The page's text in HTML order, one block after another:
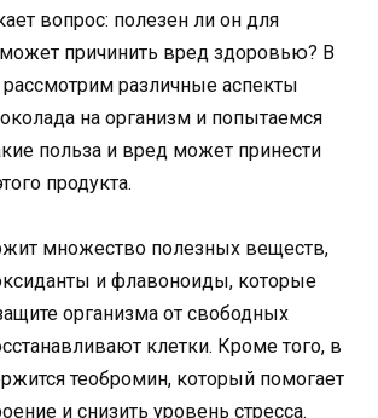
вопрос: полезен ли он для
причинить вред здоровью? В
рассмотрим различные аспекты
на организм и попытаемся
польза и вред может принести
продукта.
множество полезных веществ,
и флавоноиды, которые
организма от свободных
клетки. Кроме того, в
теобромин, который помогает
и снизить уровень стресса.